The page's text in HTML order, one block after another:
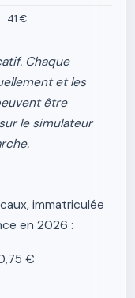
41 €
Chaque
et les
être
le simulateur
immatriculée
en 2026 :
€